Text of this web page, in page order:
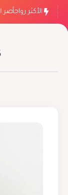
الأكثر رواجاً
لماذا ينتصر